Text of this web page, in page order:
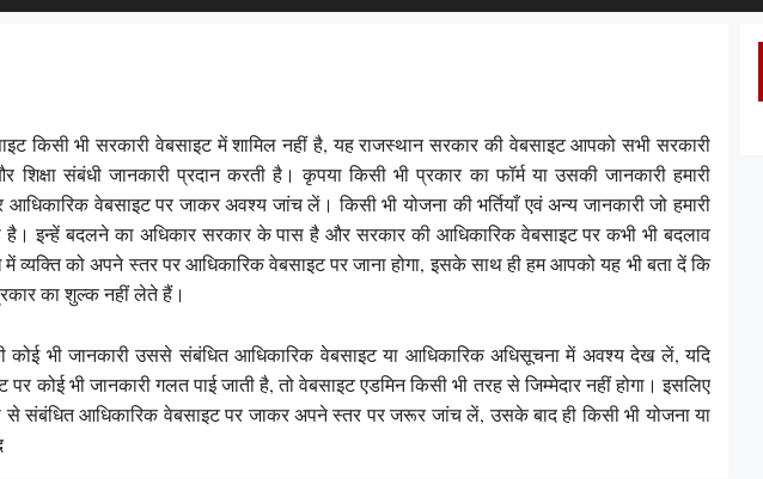
किसी भी सरकारी वेबसाइट में शामिल नहीं है, यह राजस्थान सरकार की वेबसाइट आपको सभी सरकारी
शिक्षा संबंधी जानकारी प्रदान करती है। कृपया किसी भी प्रकार का फॉर्म या उसकी जानकारी हमारी
वेबसाइट पर जाकर अवश्य जांच लें। किसी भी योजना की भर्तियाँ एवं अन्य जानकारी जो हमारी
है। इन्हें बदलने का अधिकार सरकार के पास है और सरकार की आधिकारिक वेबसाइट पर कभी भी बदलाव
को अपने स्तर पर आधिकारिक वेबसाइट पर जाना होगा, इसके साथ ही हम आपको यह भी बता दें कि
का शुल्क नहीं लेते हैं।
कोई भी जानकारी उससे संबंधित आधिकारिक वेबसाइट या आधिकारिक अधिसूचना में अवश्य देख लें, यदि
कोई भी जानकारी गलत पाई जाती है, तो वेबसाइट एडमिन किसी भी तरह से जिम्मेदार नहीं होगा। इसलिए
से संबंधित आधिकारिक वेबसाइट पर जाकर अपने स्तर पर जरूर जांच लें, उसके बाद ही किसी भी योजना या